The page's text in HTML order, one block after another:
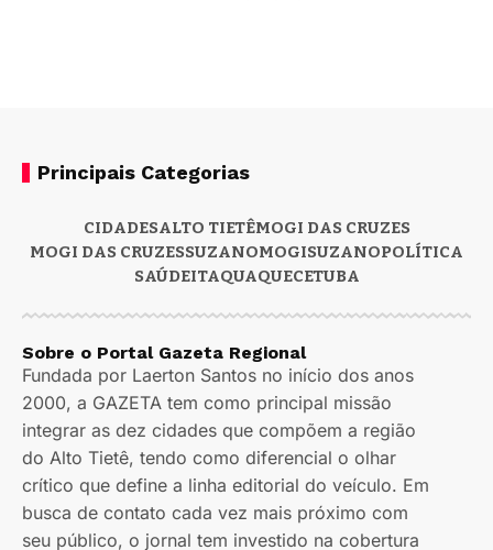
Principais Categorias
CIDADESALTO TIETÊMOGI DAS CRUZES
MOGI DAS CRUZESSUZANOMOGISUZANOPOLÍTICA
SAÚDEITAQUAQUECETUBA
Sobre o Portal Gazeta Regional
Fundada por Laerton Santos no início dos anos
2000, a GAZETA tem como principal missão
integrar as dez cidades que compõem a região
do Alto Tietê, tendo como diferencial o olhar
crítico que define a linha editorial do veículo. Em
busca de contato cada vez mais próximo com
seu público, o jornal tem investido na cobertura